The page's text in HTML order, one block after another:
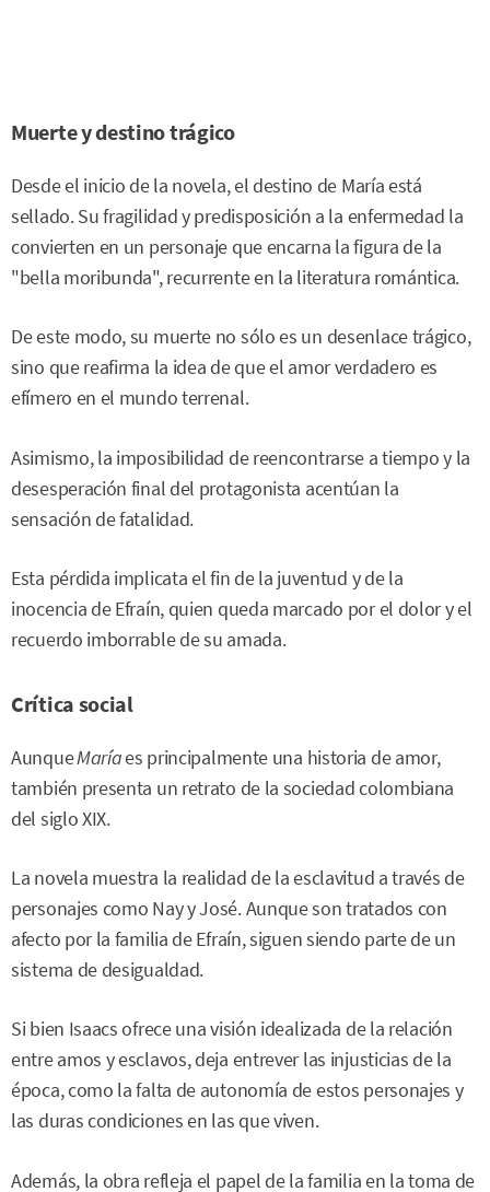
Muerte y destino trágico
Desde el inicio de la novela, el destino de María está
sellado. Su fragilidad y predisposición a la enfermedad la
convierten en un personaje que encarna la figura de la
"bella moribunda", recurrente en la literatura romántica.
De este modo, su muerte no sólo es un desenlace trágico,
sino que reafirma la idea de que el amor verdadero es
efímero en el mundo terrenal.
Asimismo, la imposibilidad de reencontrarse a tiempo y la
desesperación final del protagonista acentúan la
sensación de fatalidad.
Esta pérdida implicata el fin de la juventud y de la
inocencia de Efraín, quien queda marcado por el dolor y el
recuerdo imborrable de su amada.
Crítica social
AunqueMaríaes principalmente una historia de amor,
también presenta un retrato de la sociedad colombiana
del siglo XIX.
La novela muestra la realidad de la esclavitud a través de
personajes como Nay y José. Aunque son tratados con
afecto por la familia de Efraín, siguen siendo parte de un
sistema de desigualdad.
Si bien Isaacs ofrece una visión idealizada de la relación
entre amos y esclavos, deja entrever las injusticias de la
época, como la falta de autonomía de estos personajes y
las duras condiciones en las que viven.
Además, la obra refleja el papel de la familia en la toma de